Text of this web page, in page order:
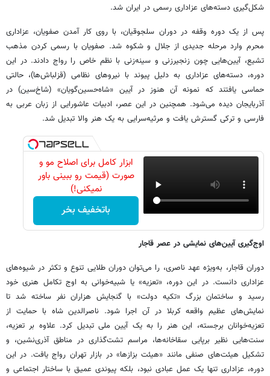
شکل‌گیری دسته‌های عزاداری رسمی در ایران شد.
پس از یک دوره وقفه در دوران سلجوقیان، با روی کار آمدن صفویان، عزاداری
محرم وارد مرحله جدیدی از جلال و شکوه شد. صفویان با رسمی کردن مذهب
تشیع، آیین‌هایی چون زنجیرزنی و سینه‌زنی با نظم خاص را رواج دادند. در این
دوره، دسته‌های عزاداری به دلیل پیوند با نیروهای نظامی (قزلباش‌ها)، حالتی
حماسی یافتند که نمونه آن هنوز در آیین «شاه‌حسین‌گویان» (شاخ‌سین) در
آذربایجان دیده می‌شود. همچنین در این عصر، ادبیات عاشورایی از زبان عربی به
فارسی و ترکی گسترش یافت و مرثیه‌سرایی به یک هنر والا تبدیل شد.
ابزار کامل برای اصلاح مو و
صورت (قیمت رو ببینی باور
نمیکنی!)
باتخفیف بخر
اوج‌گیری آیین‌های نمایشی در عصر قاجار
دوران قاجار، به‌ویژه عهد ناصری، را می‌توان دوران طلایی تنوع و تکثر در شیوه‌های
عزاداری دانست. در این دوره، «تعزیه» یا شبیه‌خوانی به اوج تکامل هنری خود
رسید و ساختمان بزرگ «تکیه دولت» با گنجایش هزاران نفر ساخته شد تا
نمایش‌های عظیم واقعه کربلا در آن اجرا شود. ناصرالدین شاه با حمایت از
تعزیه‌خوانان برجسته، این هنر را به یک آیین ملی تبدیل کرد. علاوه بر تعزیه،
سنت‌هایی نظیر برپایی سقاخانه‌ها، مراسم تشت‌گذاری در مناطق آذری‌نشین، و
تشکیل هیئت‌های صنفی مانند «هیئت بزازها» در بازار تهران رواج یافت. در این
دوره، عزاداری تنها یک عمل عبادی نبود، بلکه پیوندی عمیق با ساختار اجتماعی و